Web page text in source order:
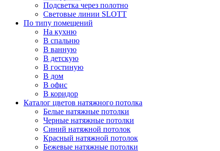
Подсветка через полотно
Световые линии SLOTT
По типу помещений
На кухню
В спальню
В ванную
В детскую
В гостиную
В дом
В офис
В коридор
Каталог цветов натяжного потолка
Белые натяжные потолки
Черные натяжные потолки
Синий натяжной потолок
Красный натяжной потолок
Бежевые натяжные потолки